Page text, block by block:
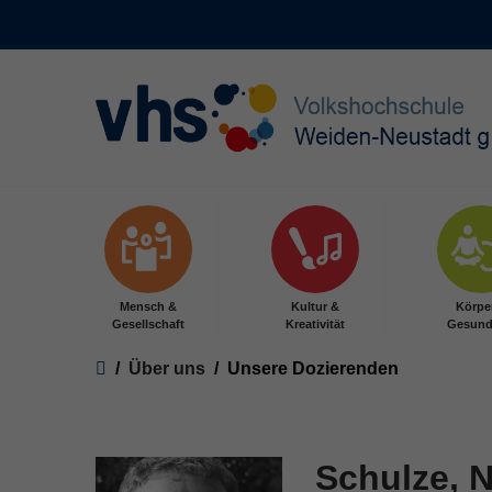
Mensch &
Gesellschaft
Kultur &
Kreativität
You are here:
Über uns Unsere Dozierenden
Schulze,